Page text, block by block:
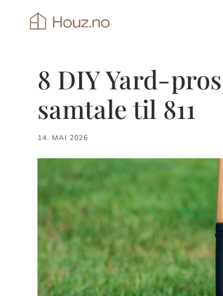
8 DIY Yard-
samtale til 811
14. MAI 2026